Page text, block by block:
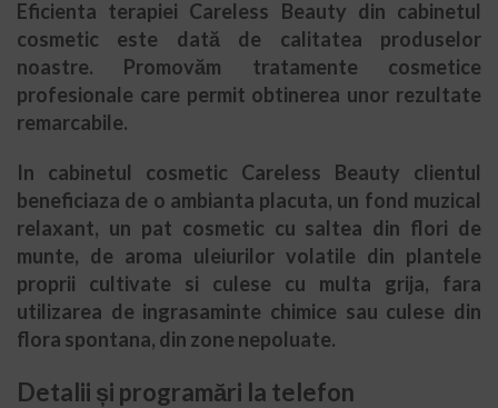
Eficienta terapiei Careless Beauty din cabinetul
cosmetic este dată de calitatea produselor
noastre. Promovăm tratamente cosmetice
profesionale care permit obtinerea unor rezultate
remarcabile.
In cabinetul cosmetic Careless Beauty clientul
beneficiaza de o ambianta placuta, un fond muzical
relaxant, un pat cosmetic cu saltea din flori de
munte, de aroma uleiurilor volatile din plantele
proprii cultivate si culese cu multa grija, fara
utilizarea de ingrasaminte chimice sau culese din
flora spontana, din zone nepoluate.
Detalii și programări la telefon